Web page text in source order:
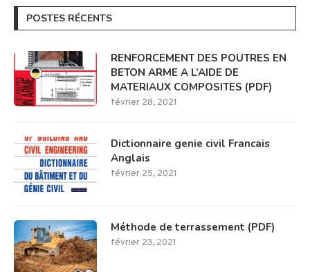
POSTES RÉCENTS
RENFORCEMENT DES POUTRES EN
BETON ARME A L’AIDE DE
MATERIAUX COMPOSITES (PDF)
février 28, 2021
Dictionnaire genie civil Francais
Anglais
février 25, 2021
Méthode de terrassement (PDF)
février 23, 2021